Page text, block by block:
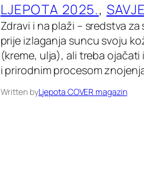
LJEPOTA 2025.,
Zdravi i na plaži – sredstva
prije izlaganja suncu svoju
(kreme, ulja), ali treba
i prirodnim procesom
Written byLjepota COVER magazin